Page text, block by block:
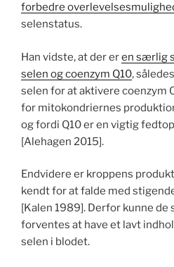
forbedre
selenstatus.
Han vidste, at der eren særlig
selen og coenzym Q10,
selen for at aktivere coenzym
for mitokondriernes
og fordi Q10 er en vigtig
[Alehagen 2015].
Endvidere er kroppens
kendt for at falde med
[Kalen 1989]. Derfor kunne de
forventes at have et lavt
selen i blodet.